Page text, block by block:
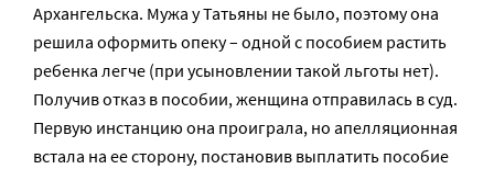
Архангельска. Мужа у Татьяны не было, поэтому она
решила оформить опеку – одной с пособием растить
ребенка легче (при усыновлении такой льготы нет).
Получив отказ в пособии, женщина отправилась в суд.
Первую инстанцию она проиграла, но апелляционная
встала на ее сторону, постановив выплатить пособие